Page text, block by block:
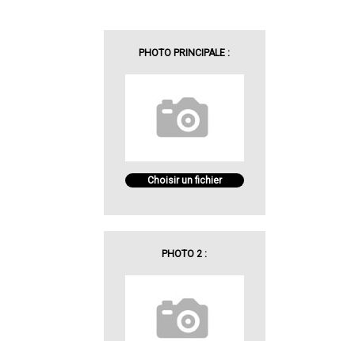
PHOTO PRINCIPALE :
Choisir un fichier
PHOTO 2 :